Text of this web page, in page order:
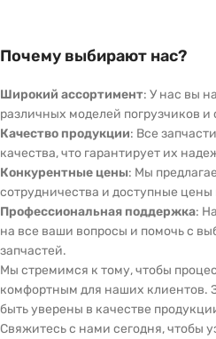
Почему выбирают нас?
Широкий ассортимент: У нас вы
различных моделей погрузчиков и
Качество продукции: Все
качества, что гарантирует их
Конкурентные цены: Мы
сотрудничества и доступные цены
Профессиональная поддержка:
на все ваши вопросы и помочь с
запчастей.
Мы стремимся к тому, чтобы
комфортным для наших клиентов.
быть уверены в качестве
Свяжитесь с нами сегодня, чтобы